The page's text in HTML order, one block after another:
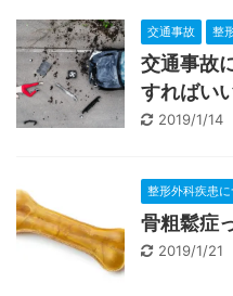
交通事故 整
交通事故
すればい
2019/1/14
整形外科疾患に
骨粗鬆症
2019/1/21